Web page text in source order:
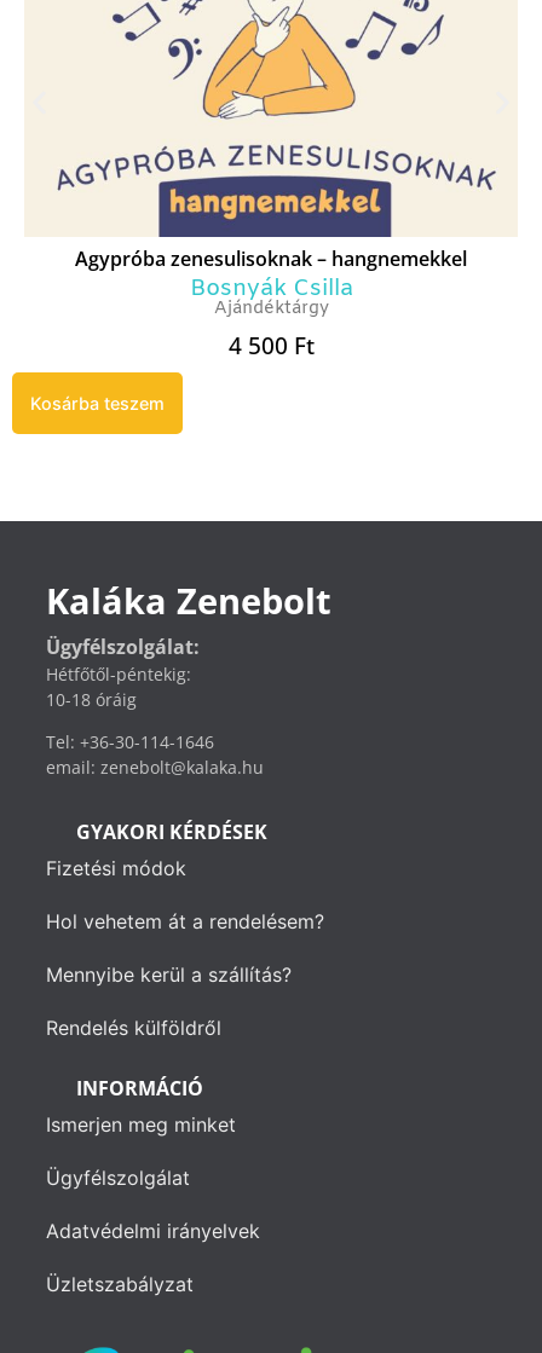
Agypróba zenesulisoknak – hangnemekkel
Bosnyák Csilla
Ajándéktárgy
4 500 Ft
Kosárba teszem
Kaláka Zenebolt
Ügyfélszolgálat:
Hétfőtől-péntekig:
10-18 óráig
Tel: +36-30-114-1646
email: zenebolt@kalaka.hu
GYAKORI KÉRDÉSEK
Fizetési módok
Hol vehetem át a rendelésem?
Mennyibe kerül a szállítás?
Rendelés külföldről
INFORMÁCIÓ
Ismerjen meg minket
Ügyfélszolgálat
Adatvédelmi irányelvek
Üzletszabályzat